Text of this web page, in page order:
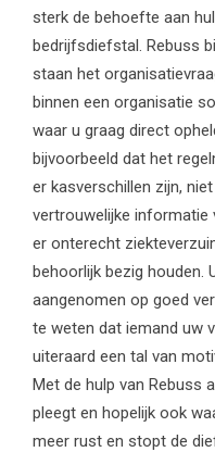
sterk de behoefte aan
bedrijfsdiefstal. Rebuss
staan het
binnen een organisatie
waar u graag direct
bijvoorbeeld dat het
er kasverschillen zijn,
vertrouwelijke
er onterecht
behoorlijk bezig houden.
aangenomen op goed
te weten dat iemand uw
uiteraard een tal van
Met de hulp van Rebuss
pleegt en hopelijk ook
meer rust en stopt de